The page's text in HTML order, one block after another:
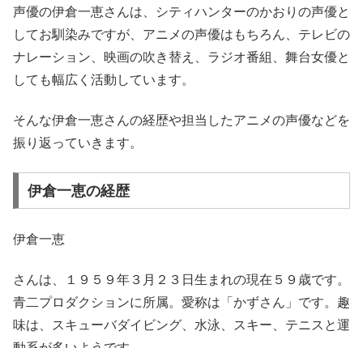
声優の伊倉一恵さんは、 シティハンターのかおりの声優と
してお馴染みですが、アニメの声優はもちろん、テレビの
ナレーション、映画の吹き替え、ラジオ番組、舞台女優と
しても幅広く活動しています。
そんな伊倉一恵さんの経歴や担当したアニメの声優などを
振り返っていきます。
伊倉一恵の経歴
伊倉一恵
さんは、１９５９年３月２３日生まれの現在５９歳です。
青二プロダクションに所属。愛称は「かずさん」です。趣
味は、スキューバダイビング、水泳、スキー、テニスと運